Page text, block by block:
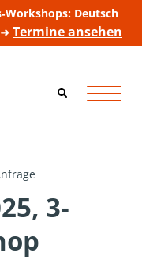
Deutsch
➜ Termine ansehen
3-